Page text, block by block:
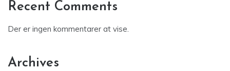
Recent Comments
Der er ingen kommentarer at vise.
Archives